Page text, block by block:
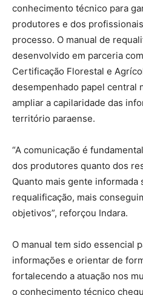
conhecimento técnico para
produtores e dos
processo. O manual de
desenvolvido em parceria
Certificação Florestal e
desempenhado papel central
ampliar a capilaridade das
território paraense.
“A comunicação é
dos produtores quanto dos
Quanto mais gente informada
requalificação, mais
objetivos”, reforçou Indara.
O manual tem sido essencial
informações e orientar de
fortalecendo a atuação nos
o conhecimento técnico